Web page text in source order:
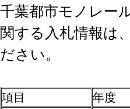
千葉都市モノレー
関する入札情報は
ださい。
項目 年度